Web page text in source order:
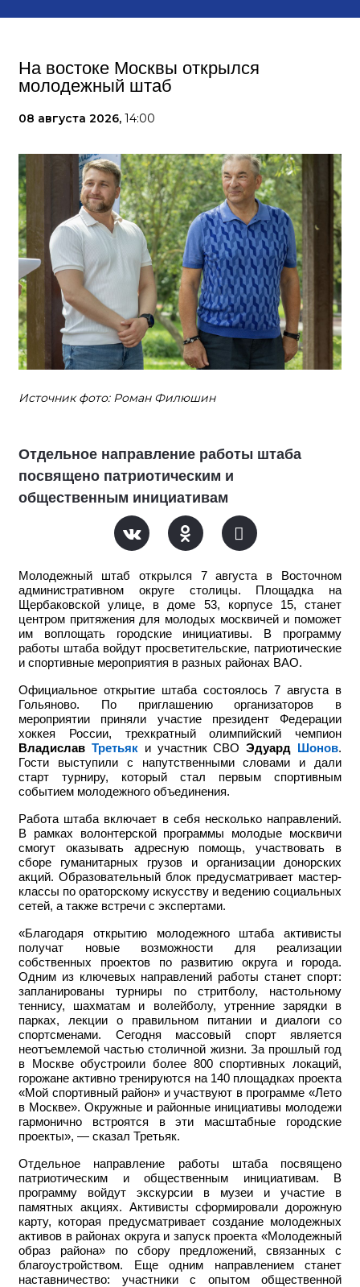
На востоке Москвы открылся
молодежный штаб
08 августа 2026, 14:00
Источник фото: Роман Филюшин
Отдельное направление работы штаба
посвящено патриотическим и
общественным инициативам
Молодежный штаб открылся 7 августа в Восточном
административном округе столицы. Площадка на
Щербаковской улице, в доме 53, корпусе 15, станет
центром притяжения для молодых москвичей и поможет
им воплощать городские инициативы. В программу
работы штаба войдут просветительские, патриотические
и спортивные мероприятия в разных районах ВАО.
Официальное открытие штаба состоялось 7 августа в
Гольяново. По приглашению организаторов в
мероприятии приняли участие
президент Федерации
хоккея России, трехкратный олимпийский чемпион
Владислав Третьяки участник СВО Эдуард Шонов.
Гости выступили с напутственными словами и дали
старт турниру, который стал первым спортивным
событием молодежного объединения.
Работа штаба включает в себя несколько направлений.
В рамках волонтерской программы молодые москвичи
смогут оказывать адресную помощь, участвовать в
сборе гуманитарных грузов и организации донорских
акций. Образовательный блок предусматривает мастер-
классы по ораторскому искусству и ведению социальных
сетей, а также встречи с экспертами.
«Благодаря открытию молодежного штаба активисты
получат новые возможности для реализации
собственных проектов по развитию округа и города.
Одним из ключевых направлений работы станет спорт:
запланированы турниры по стритболу, настольному
теннису, шахматам и волейболу, утренние зарядки в
парках, лекции о правильном питании и диалоги со
спортсменами. Сегодня массовый спорт является
неотъемлемой частью столичной жизни. За прошлый год
в Москве обустроили более 800 спортивных локаций,
горожане активно тренируются на 140 площадках проекта
«Мой спортивный район» и участвуют в программе «Лето
в Москве». Окружные и районные инициативы молодежи
гармонично встроятся в эти масштабные городские
проекты», — сказал Третьяк.
Отдельное направление работы штаба посвящено
патриотическим и общественным инициативам. В
программу войдут экскурсии в музеи и участие в
памятных акциях. Активисты сформировали дорожную
карту, которая предусматривает создание молодежных
активов в районах округа и запуск проекта «Молодежный
образ района» по сбору предложений, связанных с
благоустройством. Еще одним направлением станет
наставничество: участники с опытом общественной